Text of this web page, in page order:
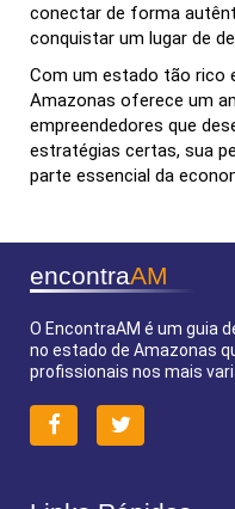
conectar de forma
conquistar um lugar de
Com um estado tão rico
Amazonas oferece um
empreendedores que
estratégias certas, sua
parte essencial da
encontraAM
O EncontraAM é um guia
no estado de Amazonas
profissionais nos mais